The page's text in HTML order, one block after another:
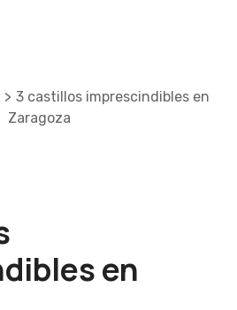
> 3 castillos imprescindibles en
Zaragoza
en